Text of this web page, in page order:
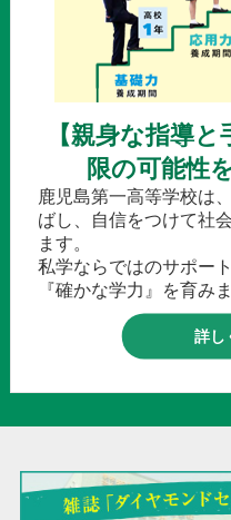
【親身な指導
限の可能性
鹿児島第一高等学校は
ばし、自信をつけて社
ます。
私学ならではのサポー
『確かな学力』を育みま
詳し